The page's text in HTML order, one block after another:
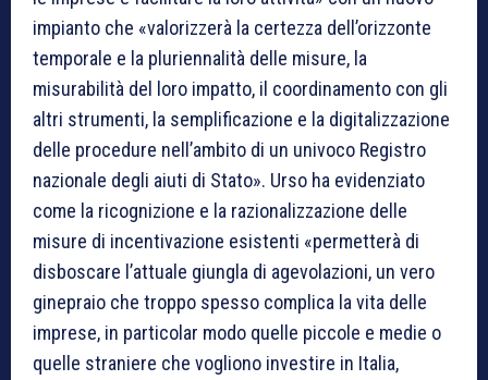
impianto che «valorizzerà la certezza dell’orizzonte
temporale e la pluriennalità delle misure, la
misurabilità del loro impatto, il coordinamento con gli
altri strumenti, la semplificazione e la digitalizzazione
delle procedure nell’ambito di un univoco Registro
nazionale degli aiuti di Stato». Urso ha evidenziato
come la ricognizione e la razionalizzazione delle
misure di incentivazione esistenti «permetterà di
disboscare l’attuale giungla di agevolazioni, un vero
ginepraio che troppo spesso complica la vita delle
imprese, in particolar modo quelle piccole e medie o
quelle straniere che vogliono investire in Italia,